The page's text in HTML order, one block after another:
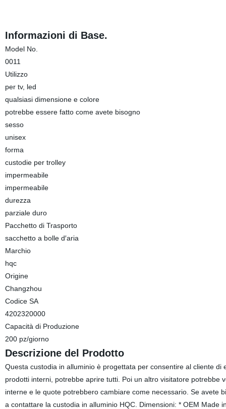
Informazioni di Base.
Model No.
0011
Utilizzo
per tv, led
qualsiasi dimensione e colore
potrebbe essere fatto come avete bisogno
sesso
unisex
forma
custodie per trolley
impermeabile
impermeabile
durezza
parziale duro
Pacchetto di Trasporto
sacchetto a bolle d′aria
Marchio
hqc
Origine
Changzhou
Codice SA
4202320000
Capacità di Produzione
200 pz/giorno
Descrizione del Prodotto
Questa custodia in alluminio è progettata per consentire al cliente
prodotti interni, potrebbe aprire tutti. Poi un altro visitatore
interne e le quote potrebbero cambiare come necessario. Se avete
a contattare la custodia in alluminio HQC. Dimensioni: * OEM